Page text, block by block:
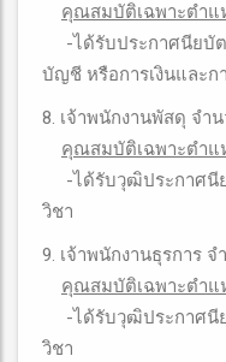
คุณสมบัติเฉพาะตำแ
-ได้รับประกาศนียบัต
บัญชี หรือการเงินและก
8. เจ้าพนักงานพัสดุ จำ
คุณสมบัติเฉพาะตำแ
-ได้รับวุฒิประกาศนีย
วิชา
9. เจ้าพนักงานธุรการ จ
คุณสมบัติเฉพาะตำแ
-ได้รับวุฒิประกาศนีย
วิชา